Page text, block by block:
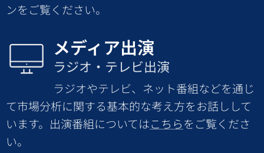
ンをご覧ください。
メディア出演
ラジオ・テレビ出演
ラジオやテレビ、ネット番組などを通じ
て市場分析に関する基本的な考え方をお話しして
います。出演番組についてはこちらをご覧くださ
い。